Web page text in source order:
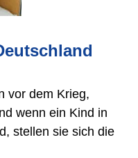
vor dem Krieg,
wenn ein Kind in
stellen sie sich die